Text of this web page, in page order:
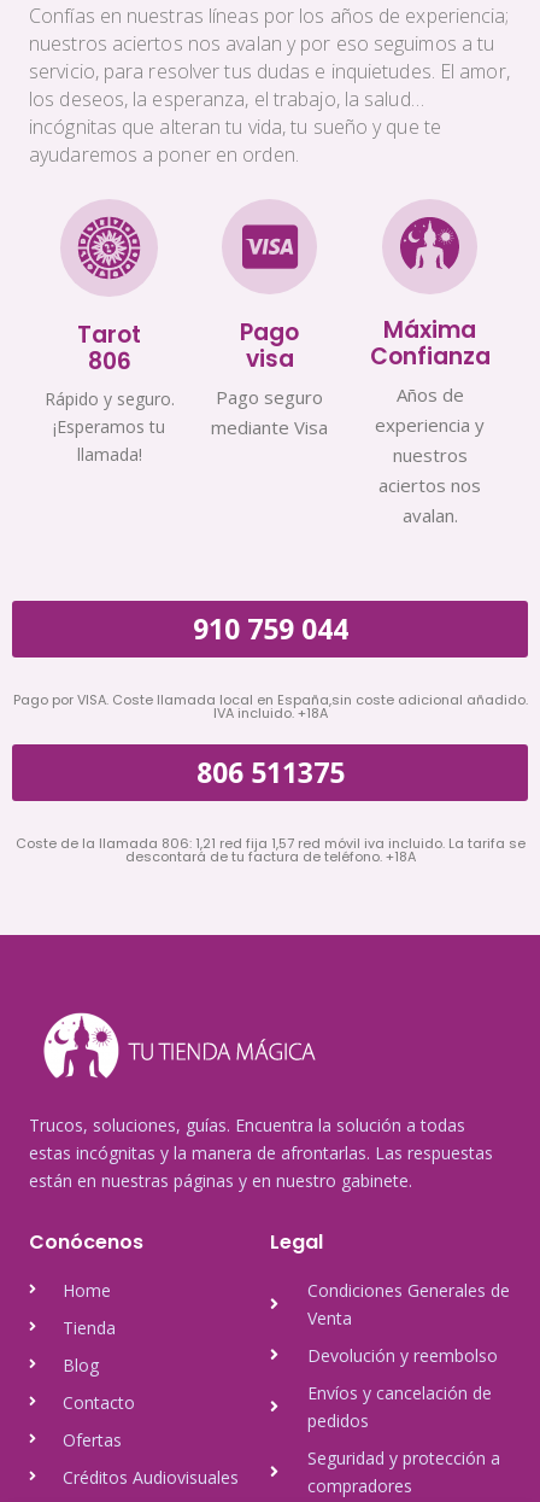
Confías en nuestras líneas por los años de experiencia;
nuestros aciertos nos avalan y por eso seguimos a tu
servicio, para resolver tus dudas e inquietudes. El amor,
los deseos, la esperanza, el trabajo, la salud…
incógnitas que alteran tu vida, tu sueño y que te
ayudaremos a poner en orden.
Tarot
806
Rápido y seguro.
¡Esperamos tu
llamada!
Pago
visa
Pago seguro
mediante Visa
Máxima
Confianza
Años de
experiencia y
nuestros
aciertos nos
avalan.
910 759 044
Pago por VISA. Coste llamada local en España,sin coste adicional añadido.
IVA incluido. +18A
806 511375
Coste de la llamada 806: 1,21 red fija 1,57 red móvil iva incluido. La tarifa se
descontará de tu factura de teléfono. +18A
Trucos, soluciones, guías. Encuentra la solución a todas
estas incógnitas y la manera de afrontarlas. Las respuestas
están en nuestras páginas y en nuestro gabinete.
Conócenos
Home
Tienda
Blog
Contacto
Ofertas
Créditos Audiovisuales
Legal
Condiciones Generales de
Venta
Devolución y reembolso
Envíos y cancelación de
pedidos
Seguridad y protección a
compradores